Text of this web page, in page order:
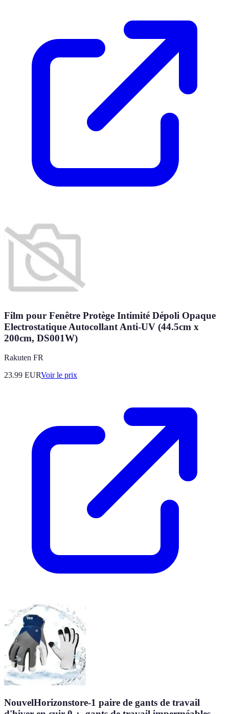
Film pour Fenêtre Protège Intimité Dépoli Opaque
Electrostatique Autocollant Anti-UV (44.5cm x
200cm, DS001W)
Rakuten FR
23.99 EURVoir le prix
NouvelHorizonstore-1 paire de gants de travail